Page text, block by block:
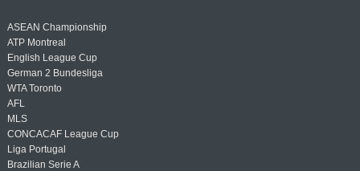
ASEAN Championship
ATP Montreal
English League Cup
German 2 Bundesliga
WTA Toronto
AFL
MLS
CONCACAF League Cup
Liga Portugal
Brazilian Serie A